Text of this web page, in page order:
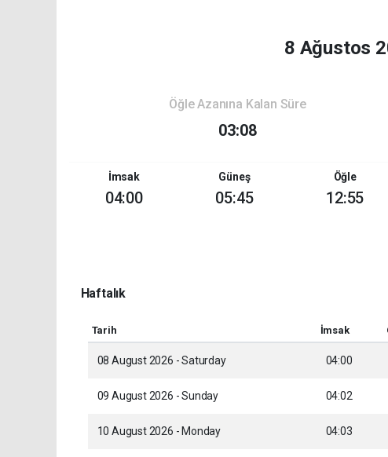
8 Ağustos
Öğle Azanına Kalan Süre
03:08
İmsak
04:00
Güneş
05:45
Öğle
12:55
Haftalık
Tarih İmsak
08 August 2026 - Saturday 04:00
09 August 2026 - Sunday 04:02
10 August 2026 - Monday 04:03